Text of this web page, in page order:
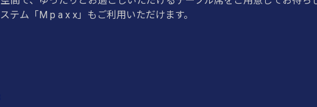
テム「M p a x x」もご利用いただけます。